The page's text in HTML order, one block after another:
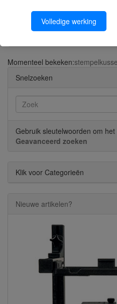
Volledige werking
Stempelkussen |
Momenteel bekeken:
Snelzoeken
Gebruik sleutelwoorden om
Geavanceerd zoeken
Klik voor Categorieën
Nieuwe artikelen?